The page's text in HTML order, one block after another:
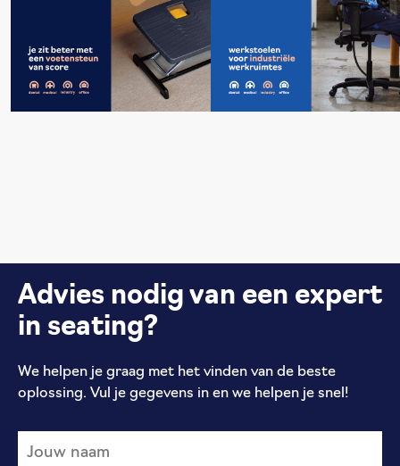
Advies nodig van een expert
in seating?
We helpen je graag met het vinden van de beste
oplossing. Vul je gegevens in en we helpen je snel!